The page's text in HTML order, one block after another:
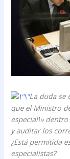
La duda se
que el Ministro
especial\»
y auditar los
¿Está permitida
especialistas?